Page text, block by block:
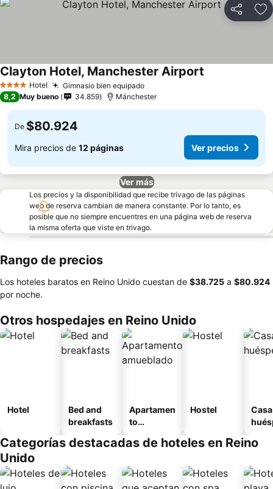
Compartir
4 EstrellasHotel Gimnasio bien equipado
Clayton Hotel, Manchester Airport
8,2 Muy bueno 34.859 Mánchester
De $80.924
Mira precios de 12 páginas Ver precios
Ver más
Los precios y la disponibilidad que recibe trivago de las páginas
web de reserva cambian de manera constante. Por lo tanto, es
posible que no siempre encuentres en una página web de reserva
la misma oferta que viste en trivago.
Rango de precios
Los hoteles baratos en Reino Unido cuestan de ‎$38.725 a ‎$80.924
por noche.
Otros hospedajes en Reino Unido
Hotel
Bed and
breakfasts
Apartamen
to
o
Hostel
Categorías destacadas de hoteles en Reino
Unido